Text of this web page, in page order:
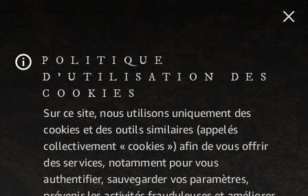
POLITIQUE
D'UTILISATION DES
COOKIES
Sur ce site, nous utilisons uniquement des
cookies et des outils similaires (appelés
collectivement « cookies ») afin de vous offrir
des services, notamment pour vous
authentifier, sauvegarder vos paramètres,